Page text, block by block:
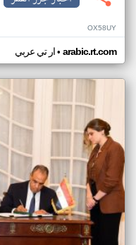
OX58UY
ار تي عربي• arabic.rt.com